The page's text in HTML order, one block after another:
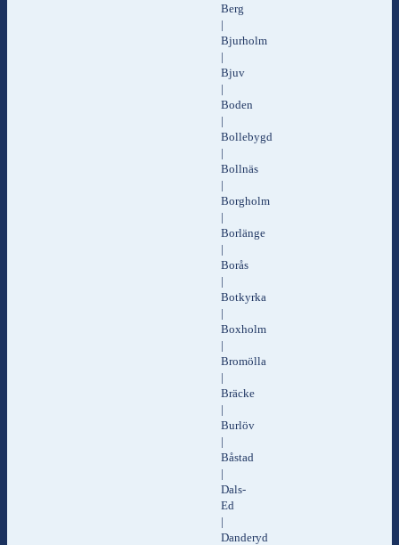
Berg
|
Bjurholm
|
Bjuv
|
Boden
|
Bollebygd
|
Bollnäs
|
Borgholm
|
Borlänge
|
Borås
|
Botkyrka
|
Boxholm
|
Bromölla
|
Bräcke
|
Burlöv
|
Båstad
|
Dals-
Ed
|
Danderyd